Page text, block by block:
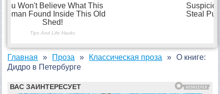
Главная Проза Классическая проза
О книге:
Дидро в Петербурге